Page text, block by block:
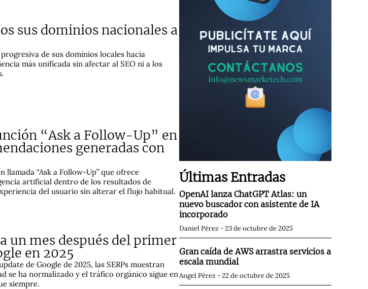
sus dominios nacionales a
de sus dominios locales hacia
más unificada sin afectar al SEO ni a los
“Ask a Follow-Up” en
generadas con
llamada “Ask a Follow-Up” que ofrece
artificial dentro de los resultados de
del usuario sin alterar el flujo habitual.
un mes después del primer
en 2025
de Google de 2025, las SERPs muestran
se ha normalizado y el tráfico orgánico sigue en
siempre.
Últimas Entradas
OpenAI lanza ChatGPT Atlas: un
nuevo buscador con asistente de IA
incorporado
Daniel Pérez 23 de octubre de 2025
Gran caída de AWS arrastra servicios a
escala mundial
Angel Pérez 22 de octubre de 2025